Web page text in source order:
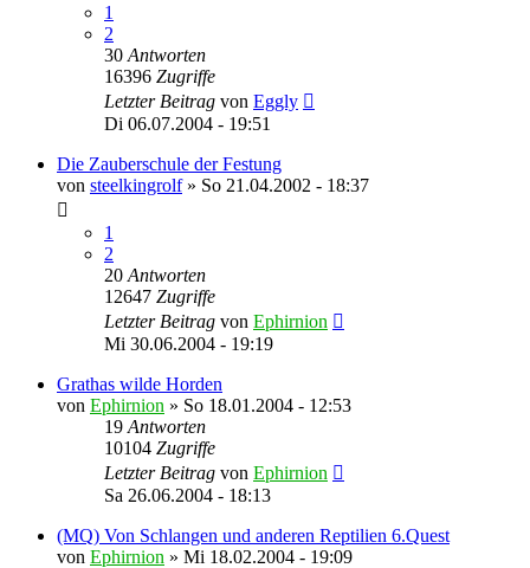
1
2
30 Antworten
16396 Zugriffe
Letzter Beitrag von Eggly
Di 06.07.2004 - 19:51
Die Zauberschule der Festung
von steelkingrolf» So 21.04.2002 - 18:37
1
2
20 Antworten
12647 Zugriffe
Letzter Beitrag von Ephirnion
Mi 30.06.2004 - 19:19
Grathas wilde Horden
von Ephirnion » So 18.01.2004 - 12:53
19 Antworten
10104 Zugriffe
Letzter Beitrag von Ephirnion
Sa 26.06.2004 - 18:13
(MQ) Von Schlangen und anderen Reptilien 6.Quest
von Ephirnion » Mi 18.02.2004 - 19:09